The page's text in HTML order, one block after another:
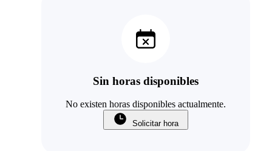
Sin horas disponibles
No existen horas disponibles actualmente.
Solicitar hora